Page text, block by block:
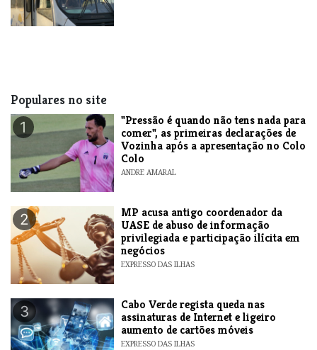
Populares no site
1
"Pressão é quando não tens nada para
comer", as primeiras declarações de
Vozinha após a apresentação no Colo
Colo
ANDRE AMARAL
2
MP acusa antigo coordenador da
UASE de abuso de informação
privilegiada e participação ilícita em
negócios
EXPRESSO DAS ILHAS
3
Cabo Verde regista queda nas
assinaturas de Internet e ligeiro
aumento de cartões móveis
EXPRESSO DAS ILHAS